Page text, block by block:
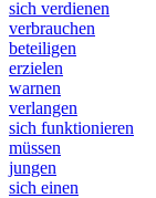
sich verdienen
verbrauchen
beteiligen
erzielen
warnen
verlangen
sich funktionieren
müssen
jungen
sich einen